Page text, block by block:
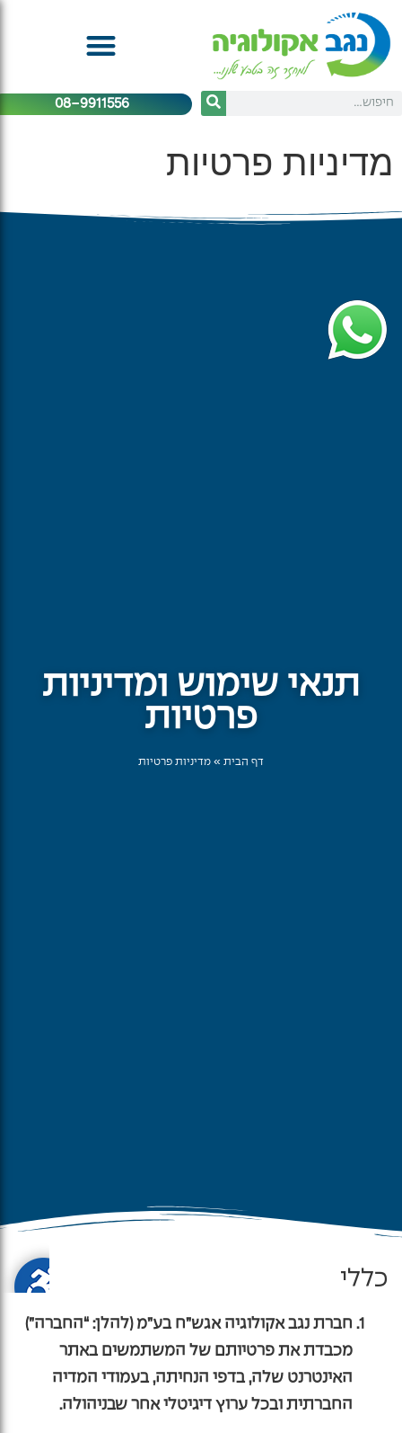
08-9911556
מדיניות פרטיות
תנאי שימוש ומדיניות
פרטיות
דף הבית » מדיניות פרטיות
כללי
חברת נגב אקולוגיה אגש”ח בע”מ (להלן: “החברה”)
מכבדת את פרטיותם של המשתמשים באתר
האינטרנט שלה, בדפי הנחיתה, בעמודי המדיה
החברתית ובכל ערוץ דיגיטלי אחר שבניהולה.